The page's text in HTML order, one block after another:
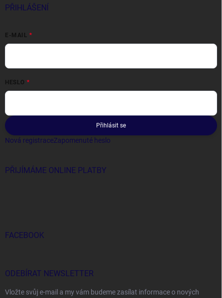
PŘIHLÁŠENÍ
E-MAIL
HESLO
Přihlásit se
Nová registraceZapomenuté heslo
PŘIJÍMÁME ONLINE PLATBY
FACEBOOK
ODEBÍRAT NEWSLETTER
Vložte svůj e-mail a my vám budeme zasílat informace o nových